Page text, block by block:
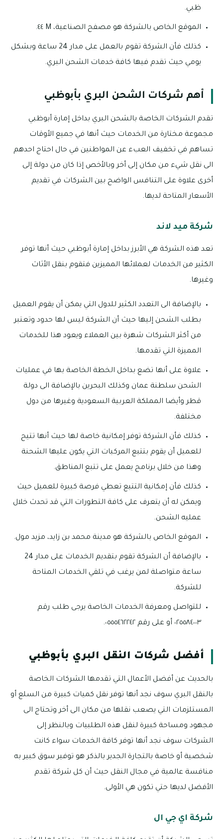
ظبي.
الموقع الخاص بالشركة هو مصفح الصناعية، M ٤٤.
كذلك فأن الشركة تقوم بالعمل على مدار 24 ساعة وبشكل
يومي حيث تقدم فيها كافة خدمات الشحن البري.
أهم شركات الشحن البري بأبوظبي
تقدم الشركات الخاصة بالشحن البري بداخل إمارة أبوظبي
مجموعة مختارة من الخدمات حيث أنها في جميع الأوقات
تساهم في تخفيف العبء عن المواطنين في حال احتاج احدهم
الى نقل شيء من مكان إلى أخر وبالأخص إذا كان من دولة إلى
أخرى علاوة على التنافس الواضح بين الشركات في تقديم
الأسعار المتاحة لديها.
شركة ميد لاند
تعد هذه الشركة هي الأبرز بداخل إمارة أبوظبي حيث أنها توفر
الكثير من الخدمات لعملائها المميزين فتقوم بنقل الأثاث
وغيرها.
بالإضافة الى التعدد الكثير للدول التي يمكن أن يقوم العميل
بطلب الشحن إليها حيث أن الشركة ليس لها حدود وتعتبر
من أكثر الشركات شهرة بين العملاء ويعود هذا للخدمات
المميزة التي تقدمها.
علاوة على أنها تضع بداخل الخطة الخاصة بها في عمليات
الشحن سلطنة عمان وكذلك البحرين بالإضافة الى دولة
قطر وأيضا المملكة العربية السعودية وغيرها من دول
مختلفة.
كذلك فأن الشركة توفر إمكانية خاصة لها حيث أنها تتيح
للعميل أن يقوم بتتبع المركبات التي يكون عليها الشحنة
وهذا من خلال برنامج يعمل على تتبع المناطق.
كذلك فأن إمكانية التتبع تعطي فرصة كبيرة للعميل حيث
ويمكن له أن يتعرف على كافة التطورات التي قد تحدث خلال
عمليه الشحن.
الموقع الخاص بالشركة هو مدينة محمد بن زايد، مزيد مول.
بالإضافة أن الشركة تقوم بتقديم الخدمات على مدار 24
ساعة متواصلة لمن يرغب في تلقي الخدمات المتاحة
للشركة.
للتواصل ومعرفة الخدمات الخاصة يرجى طلب رقم
٠٢٥٥٨٤٠٠٣ أو على رقم ٠٥٥٥٤٦٢٢٤٢.
أفضل شركات النقل البري بأبوظبي
بالحديث عن أفضل الأعمال التي تقدمها الشركات الخاصة
بالنقل البري سوف نجد أنها توفر نقل كميات كبيرة من السلع أو
المستلزمات التي يصعب نقلها من مكان الى أخر وتحتاج الى
مجهود ومساحة كبيرة لنقل هذه الطلبيات وبالنظر إلى
الشركات سوف نجد أنها توفر كافة الخدمات سواء كانت
شخصية أو خاصة بالتجارة الجدير بالذكر هو توفير سوق كبير به
منافسة عالمية في مجال النقل حيث أن كل شركة تقدم
الأفضل لديها حتي تكون هي الأولى.
شركة اي جي ال